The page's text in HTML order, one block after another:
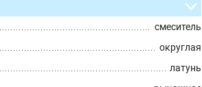
смеситель
округлая
латунь